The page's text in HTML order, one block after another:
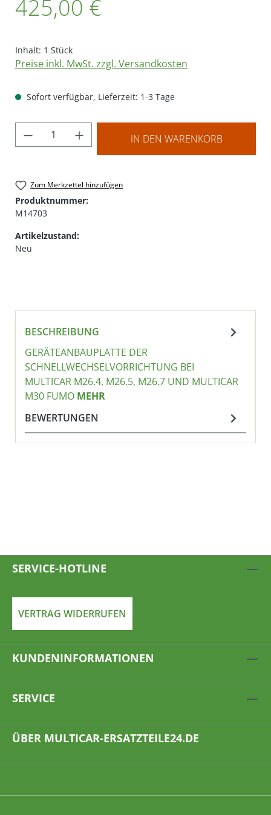
425,00 €
Inhalt: 1 Stück
Preise inkl. MwSt. zzgl. Versandkosten
Sofort verfügbar, Lieferzeit: 1-3 Tage
Produkt Anzahl: Gib den gewünschten
IN DEN WARENKORB
Zum Merkzettel hinzufügen
Produktnummer:
M14703
Artikelzustand:
Neu
BESCHREIBUNG
GERÄTEANBAUPLATTE DER
SCHNELLWECHSELVORRICHTUNG BEI
MULTICAR M26.4, M26.5, M26.7 UND MULTICAR
M30 FUMO MEHR
BEWERTUNGEN
SERVICE-HOTLINE
VERTRAG WIDERRUFEN
KUNDENINFORMATIONEN
SERVICE
ÜBER MULTICAR-ERSATZTEILE24.DE